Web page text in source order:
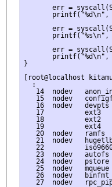
err =
printf("%d\n",
err =
printf("%s\n",
err =
printf("%d\n",
}
[root@localhost
  :
14  nodev
15  nodev
   16  nodev   devpts
   17          ext3
   18          ext2
   19          ext4
   20  nodev   ramfs
21  nodev
22
   23  nodev   autofs
   24  nodev   pstore
   25  nodev   mqueue
26  nodev
27  nodev